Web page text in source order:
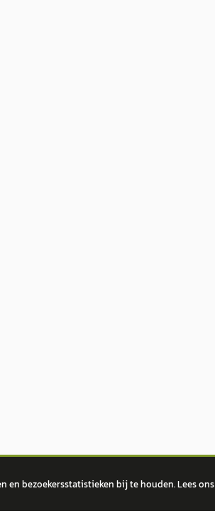
en bezoekersstatistieken bij te houden. Lees ons